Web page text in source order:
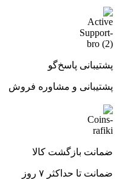
ضمانت بازگشت کالا
ضمانت تا حداکثر ۷ روز
پشتیبانی پاسخ‌گو
پشتیبانی و مشاوره فروش